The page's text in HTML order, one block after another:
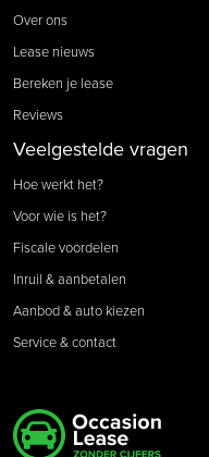
Over ons
Lease nieuws
Bereken je lease
Reviews
Veelgestelde vragen
Hoe werkt het?
Voor wie is het?
Fiscale voordelen
Inruil & aanbetalen
Aanbod & auto kiezen
Service & contact